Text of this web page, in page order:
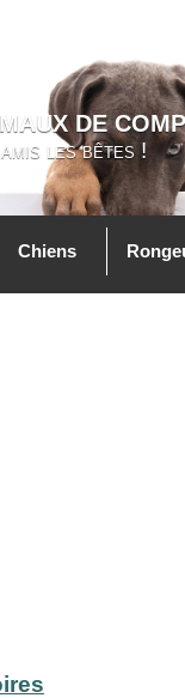
DE
les bêtes !
Chiens